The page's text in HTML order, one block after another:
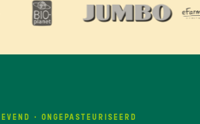
· ONGEPASTEURISEERD